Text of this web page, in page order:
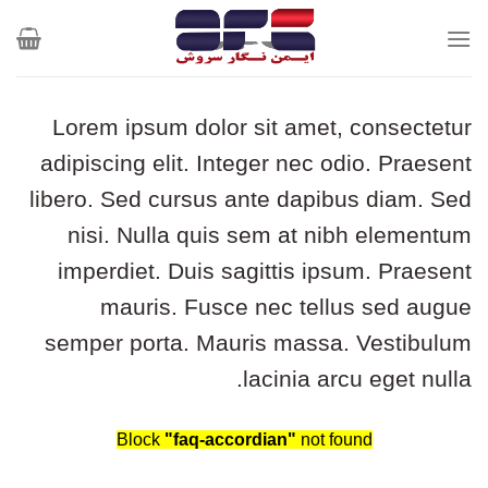
Lorem ipsum dolor sit amet, consectetur
adipiscing elit. Integer nec odio. Praesent
libero. Sed cursus ante dapibus diam. Sed
nisi. Nulla quis sem at nibh elementum
imperdiet. Duis sagittis ipsum. Praesent
mauris. Fusce nec tellus sed augue
semper porta. Mauris massa. Vestibulum
lacinia arcu eget nulla.
Block "faq-accordian" not found